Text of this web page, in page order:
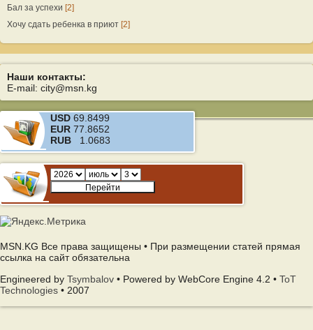
Бал за успехи [2]
Хочу сдать ребенка в приют [2]
Наши контакты:
E-mail: city@msn.kg
USD 69.8499
EUR 77.8652
RUB 1.0683
MSN.KG Все права защищены • При размещении статей прямая
ссылка на сайт обязательна
Engineered by Tsymbalov • Powered by WebCore Engine 4.2 • ToT
Technologies • 2007